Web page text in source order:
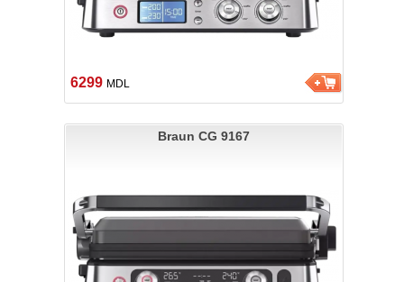
6299 MDL
Braun CG 9167